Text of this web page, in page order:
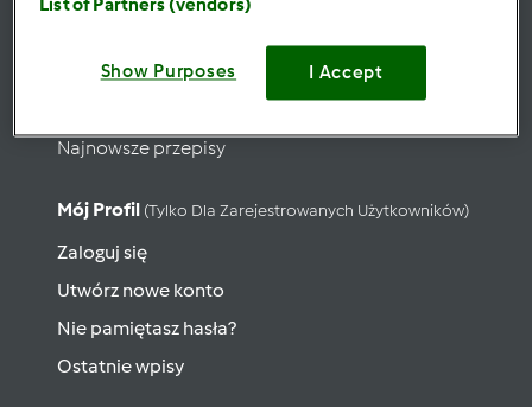
Wyszukaj przepisy
Najnowsze przepisy
Mój Profil (tylko Dla Zarejestrowanych Użytkowników)
Zaloguj się
Utwórz nowe konto
Nie pamiętasz hasła?
Ostatnie wpisy
List of Partners (vendors)
Show Purposes I Accept